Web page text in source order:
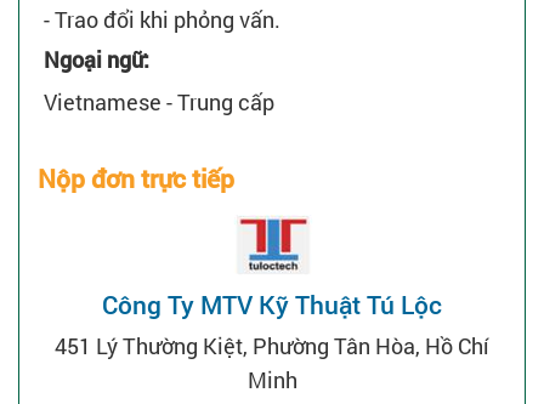
- Trao đổi khi phỏng vấn.
Ngoại ngữ:
Vietnamese - Trung cấp
Nộp đơn trực tiếp
Công Ty MTV Kỹ Thuật Tú Lộc
451 Lý Thường Kiệt, Phường Tân Hòa, Hồ Chí
Minh